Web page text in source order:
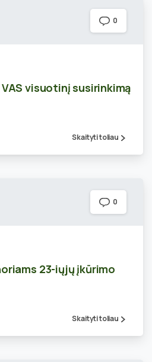
0
visuotinį susirinkimą
Skaityti toliau
0
23-iųjų įkūrimo
Skaityti toliau